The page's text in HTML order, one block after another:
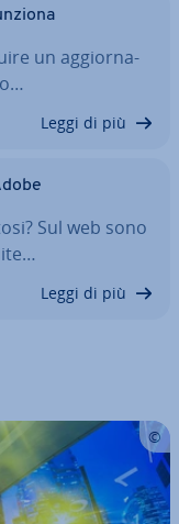
un ag­gior­na­
Leggi di più
Sul web sono
Leggi di più